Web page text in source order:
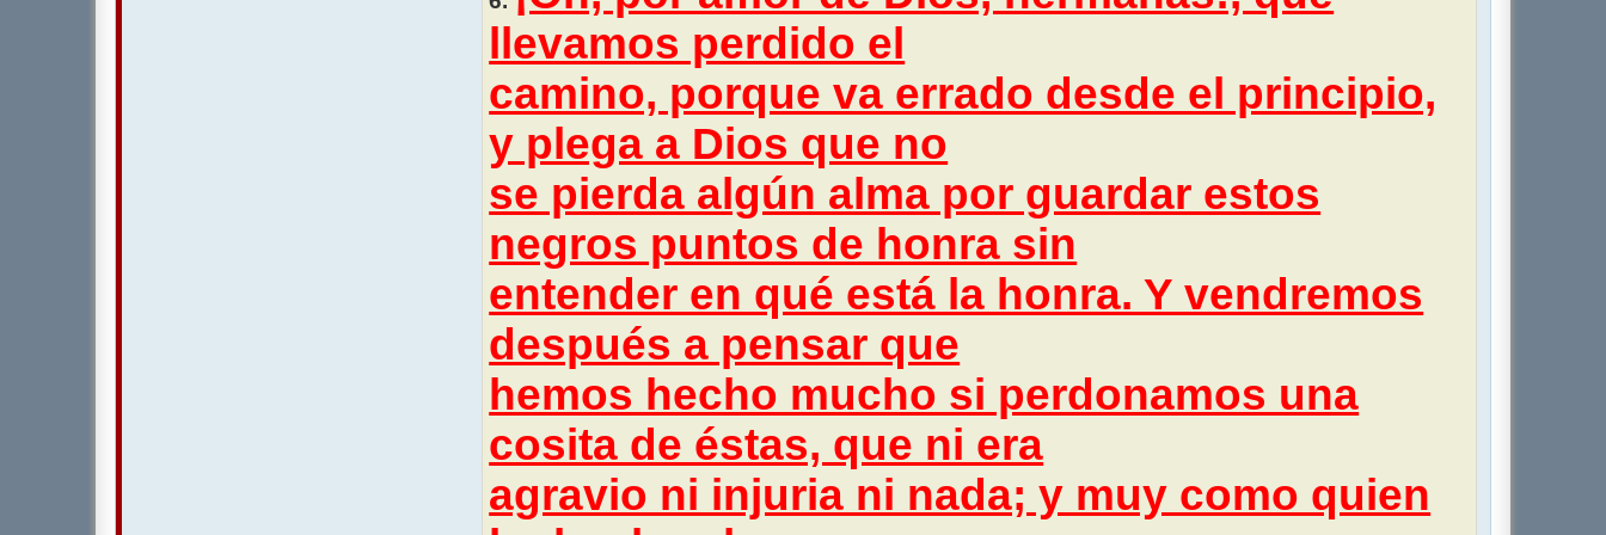
llevamos perdido el
camino, porque va errado desde el principio,
y plega a Dios que no
se pierda algún alma por guardar estos
negros puntos de honra sin
entender en qué está la honra. Y vendremos
después a pensar que
hemos hecho mucho si perdonamos una
cosita de éstas, que ni era
agravio ni injuria ni nada; y muy como quien